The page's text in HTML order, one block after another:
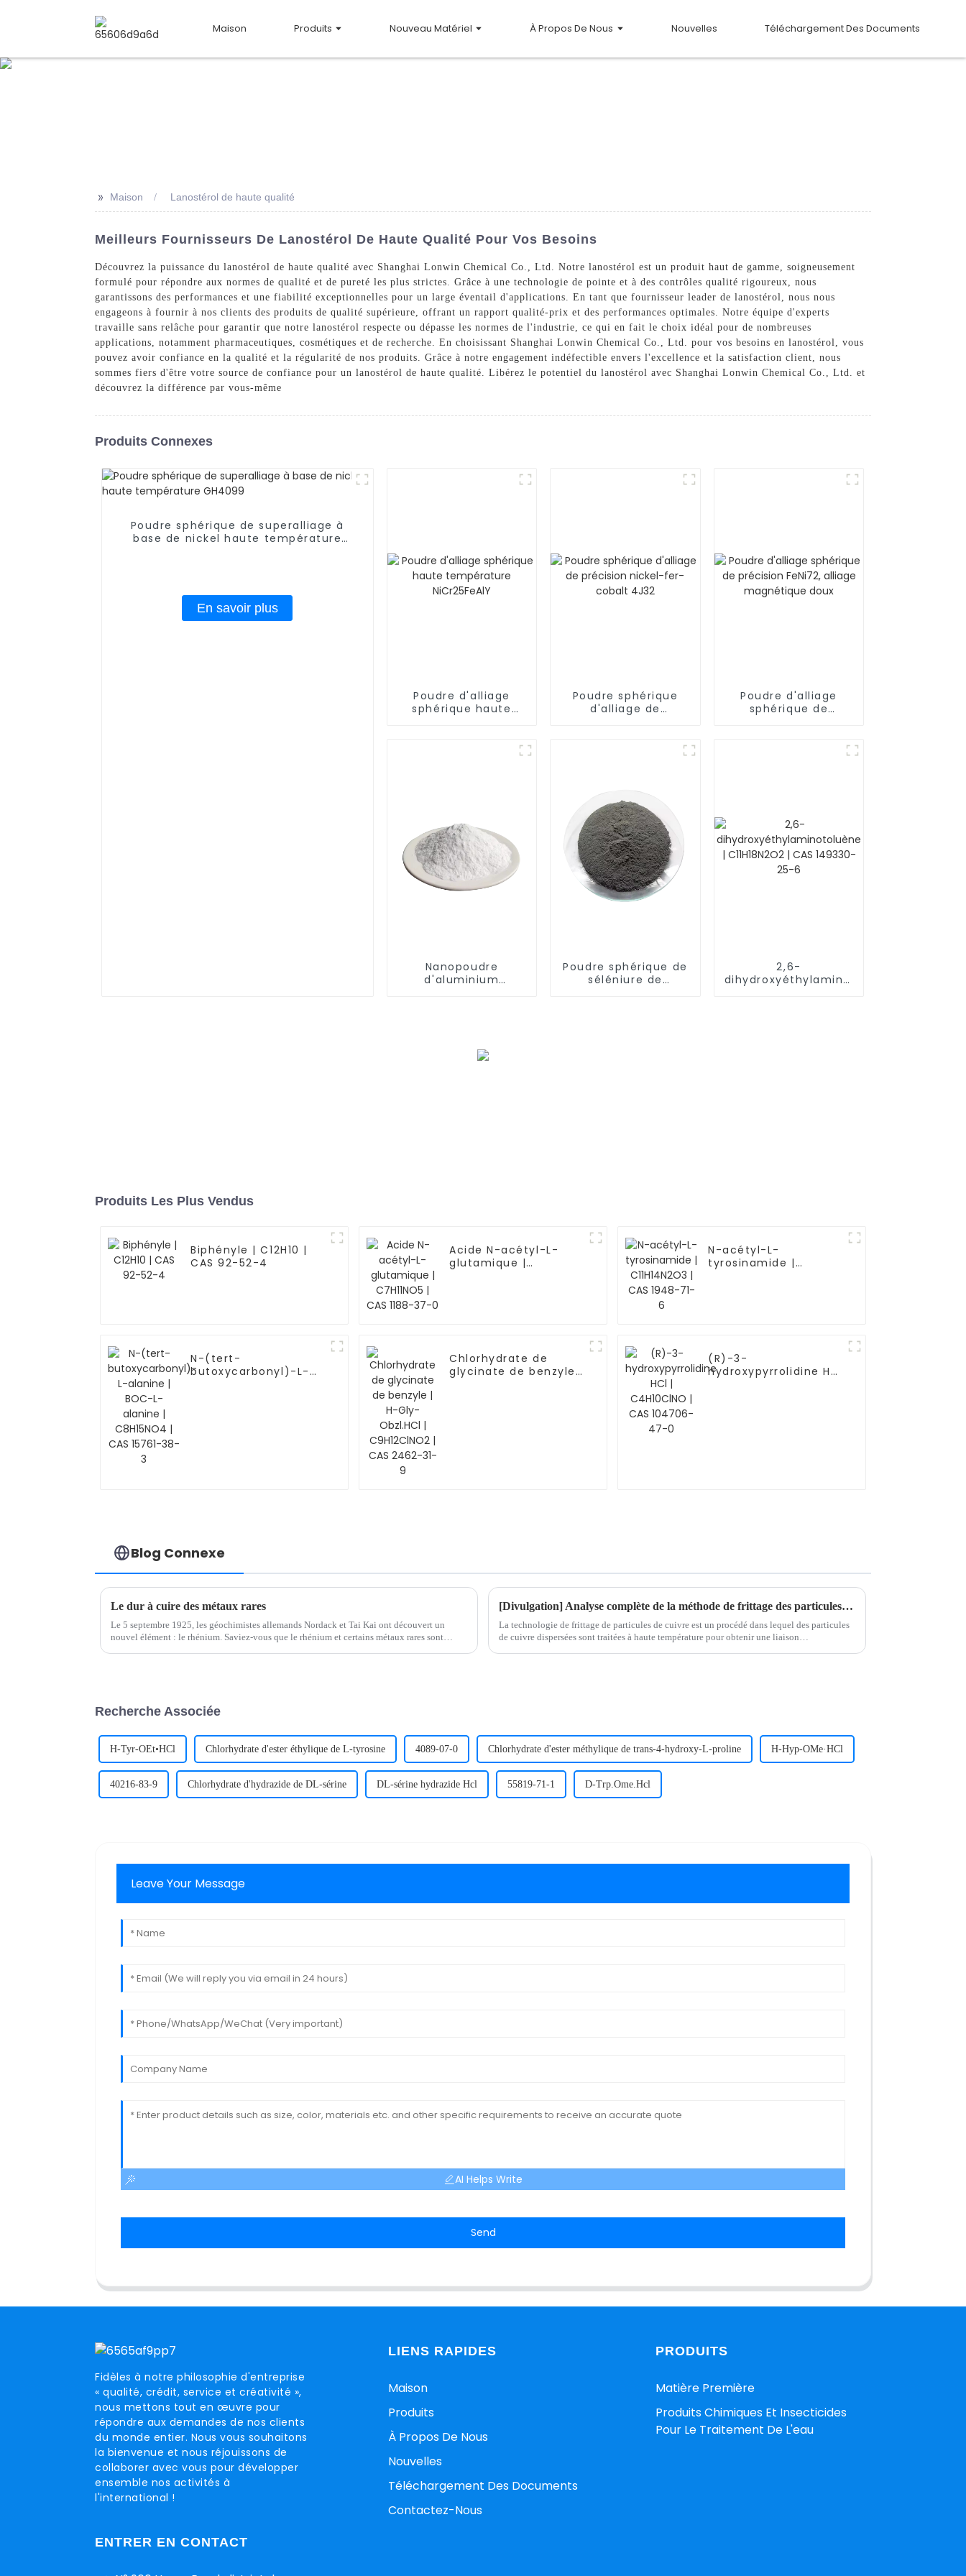
Maison Produits Nouveau Matériel À Propos De Nous Nouvelles Téléchargement Des Documents
>> Maison Lanostérol de haute qualité
Meilleurs Fournisseurs De Lanostérol De Haute Qualité Pour Vos Besoins
Découvrez la puissance du lanostérol de haute qualité avec Shanghai Lonwin Chemical Co., Ltd. Notre lanostérol est un produit haut de gamme, soigneusement
formulé pour répondre aux normes de qualité et de pureté les plus strictes. Grâce à une technologie de pointe et à des contrôles qualité rigoureux, nous
garantissons des performances et une fiabilité exceptionnelles pour un large éventail d'applications. En tant que fournisseur leader de lanostérol, nous nous
engageons à fournir à nos clients des produits de qualité supérieure, offrant un rapport qualité-prix et des performances optimales. Notre équipe d'experts
travaille sans relâche pour garantir que notre lanostérol respecte ou dépasse les normes de l'industrie, ce qui en fait le choix idéal pour de nombreuses
applications, notamment pharmaceutiques, cosmétiques et de recherche. En choisissant Shanghai Lonwin Chemical Co., Ltd. pour vos besoins en lanostérol, vous
pouvez avoir confiance en la qualité et la régularité de nos produits. Grâce à notre engagement indéfectible envers l'excellence et la satisfaction client, nous
sommes fiers d'être votre source de confiance pour un lanostérol de haute qualité. Libérez le potentiel du lanostérol avec Shanghai Lonwin Chemical Co., Ltd. et
découvrez la différence par vous-même
Produits Connexes
Poudre sphérique de superalliage à
base de nickel haute température
En savoir plus
Poudre d'alliage
sphérique haute
Poudre sphérique
d'alliage de
Poudre d'alliage
sphérique de
Nanopoudre
d'aluminium
Poudre sphérique de
séléniure de
2,6-
dihydroxyéthylaminotoluène
Produits Les Plus Vendus
Biphényle | C12H10 |
CAS 92-52-4
Acide N-acétyl-L-
glutamique |
N-acétyl-L-
tyrosinamide |
N-(tert-
butoxycarbonyl)-L-
Chlorhydrate de
glycinate de benzyle |
(R)-3-
hydroxypyrrolidine HCl
Blog Connexe
Le dur à cuire des métaux rares
Le 5 septembre 1925, les géochimistes allemands Nordack et Tai Kai ont découvert un
nouvel élément : le rhénium. Saviez-vous que le rhénium et certains métaux rares sont
[Divulgation] Analyse complète de la méthode de frittage des particules de cuivre : analyse approfondie de quatre procédés
La technologie de frittage de particules de cuivre est un procédé dans lequel des particules
de cuivre dispersées sont traitées à haute température pour obtenir une liaison
Recherche Associée
H-Tyr-OEt•HCl Chlorhydrate d'ester éthylique de L-tyrosine 4089-07-0 Chlorhydrate d'ester méthylique de trans-4-hydroxy-L-proline H-Hyp-OMe·HCl
40216-83-9 Chlorhydrate d'hydrazide de DL-sérine DL-sérine hydrazide Hcl 55819-71-1 D-Trp.Ome.Hcl
Leave Your Message
AI Helps Write
Send
Fidèles à notre philosophie d'entreprise
« qualité, crédit, service et créativité »,
nous mettons tout en œuvre pour
répondre aux demandes de nos clients
du monde entier. Nous vous souhaitons
la bienvenue et nous réjouissons de
collaborer avec vous pour développer
ensemble nos activités à
l'international !
LIENS RAPIDES
Maison
Produits
À Propos De Nous
Nouvelles
Téléchargement Des Documents
Contactez-Nous
PRODUITS
Matière Première
Produits Chimiques Et Insecticides
Pour Le Traitement De L'eau
ENTRER EN CONTACT